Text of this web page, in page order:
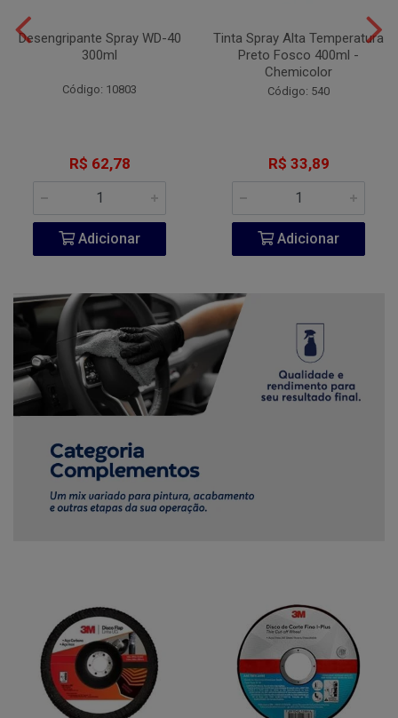
Desengripante Spray WD-40
300ml
Código: 10803
R$ 62,78
Adicionar
Tinta Spray Alta Temperatura
Preto Fosco 400ml -
Chemicolor
Código: 540
R$ 33,89
Adicionar